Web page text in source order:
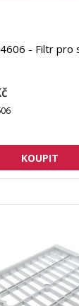
- Filtr pro